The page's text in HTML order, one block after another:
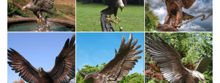
актуальны.Лучший выбор в каталоге Bryoni. Купить брендовые
статуэтки в Москве на сайте bryoni.ru можно буквально в один
клик – просто нажмите опцию…
Купить собачек гжель символ 2018 оптом в интернет
магазине…
Предлагаем купить оптом сувениры к году собаки. Следующий
2018 год пройдет под знаком этого замечательного животного.